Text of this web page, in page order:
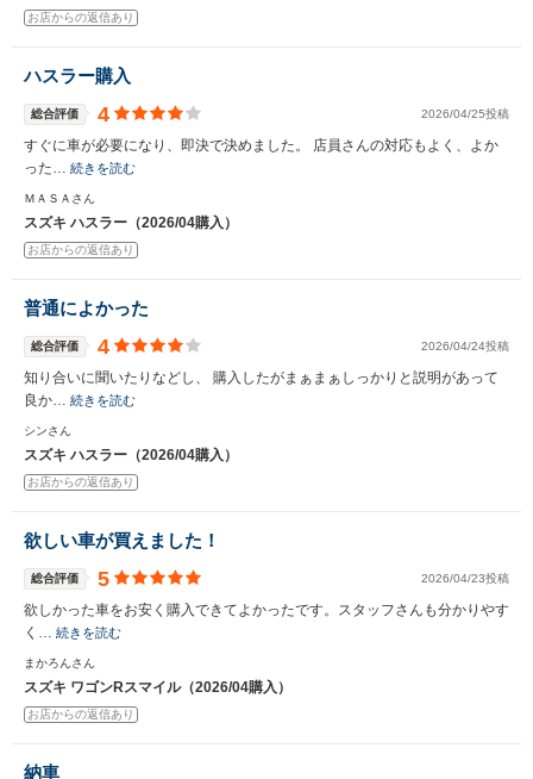
お店からの返信あり
ハスラー購入
総合評価 4 2026/04/25投稿
すぐに車が必要になり、即決で決めました。 店員さんの対応もよく、よか
った… 続きを読む
ＭＡＳＡさん
スズキ ハスラー（2026/04購入）
お店からの返信あり
普通によかった
総合評価 4 2026/04/24投稿
知り合いに聞いたりなどし、 購入したがまぁまぁしっかりと説明があって
良か… 続きを読む
シンさん
スズキ ハスラー（2026/04購入）
お店からの返信あり
欲しい車が買えました！
総合評価 5 2026/04/23投稿
欲しかった車をお安く購入できてよかったです。スタッフさんも分かりやす
く… 続きを読む
まかろんさん
スズキ ワゴンRスマイル（2026/04購入）
お店からの返信あり
納車